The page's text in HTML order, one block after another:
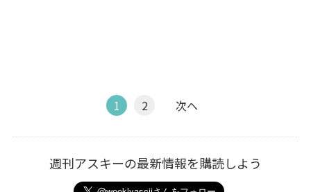
1 2 次へ
週刊アスキーの最新情報を購読しよう